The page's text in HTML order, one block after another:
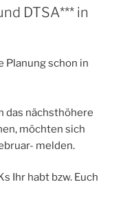
DTSA*** in
Planung schon in
das nächsthöhere
möchten sich
melden.
Ihr habt bzw. Euch